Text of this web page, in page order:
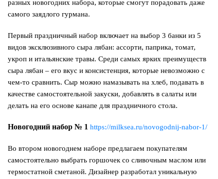
разных новогодних набора, которые смогут порадовать даже
самого заядлого гурмана.
Первый праздничный набор включает на выбор 3 банки из 5
видов эксклюзивного сыра лябан: ассорти, паприка, томат,
укроп и итальянские травы. Среди самых ярких преимуществ
сыра лябан – его вкус и консистенция, которые невозможно с
чем-то сравнить. Сыр можно намазывать на хлеб, подавать в
качестве самостоятельной закуски, добавлять в салаты или
делать на его основе канапе для праздничного стола.
Новогодний набор № 1 https://milksea.ru/novogodnij-nabor-1/
Во втором новогоднем наборе предлагаем покупателям
самостоятельно выбрать горшочек со сливочным маслом или
термостатной сметаной. Дизайнер разработал уникальную